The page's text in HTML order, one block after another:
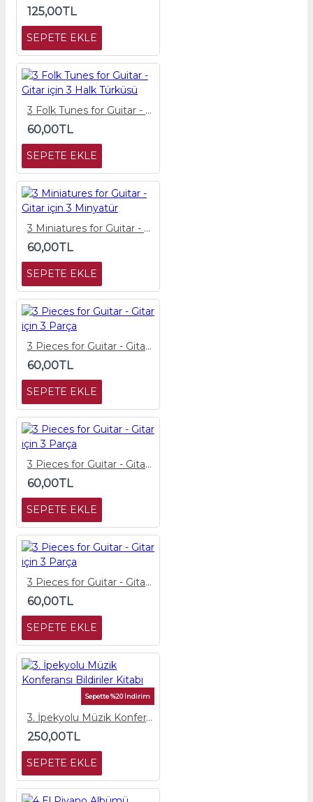
125,00TL
SEPETE EKLE
3 Folk Tunes for Guitar - Gitar için 3 Halk Türküsü
60,00TL
SEPETE EKLE
3 Miniatures for Guitar - Gitar için 3 Minyatür
60,00TL
SEPETE EKLE
3 Pieces for Guitar - Gitar için 3 Parça
60,00TL
SEPETE EKLE
3 Pieces for Guitar - Gitar için 3 Parça
60,00TL
SEPETE EKLE
3 Pieces for Guitar - Gitar için 3 Parça
60,00TL
SEPETE EKLE
Sepette %20 İndirim
3. İpekyolu Müzik Konferansı Bildiriler Kitabı
250,00TL
SEPETE EKLE